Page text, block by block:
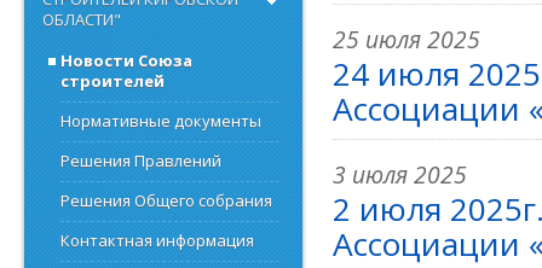
25 июля 2025
24 июля
Ассоциации
3 июля 2025
2 июля
Ассоциации
ОБЛАСТИ"
Новости Союза
строителей
Нормативные документы
Решения Правлений
Решения Общего собрания
Контактная информация